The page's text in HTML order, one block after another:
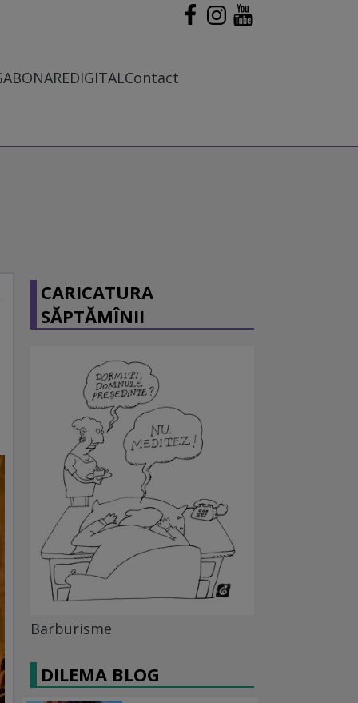
ABONAREDIGITALContact
CARICATURA
SĂPTĂMÎNII
Barburisme
DILEMA BLOG